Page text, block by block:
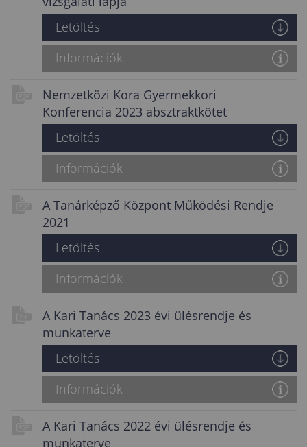
Letöltés
Információk
Nemzetközi Kora Gyermekkori
Konferencia 2023 absztraktkötet
Letöltés
Információk
A Tanárképző Központ Működési Rendje
2021
Letöltés
Információk
A Kari Tanács 2023 évi ülésrendje és
munkaterve
Letöltés
Információk
A Kari Tanács 2022 évi ülésrendje és
munkaterve